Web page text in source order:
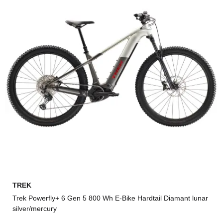
TREK
Trek Powerfly+ 6 Gen 5 800 Wh E-Bike Hardtail Diamant lunar
silver/mercury